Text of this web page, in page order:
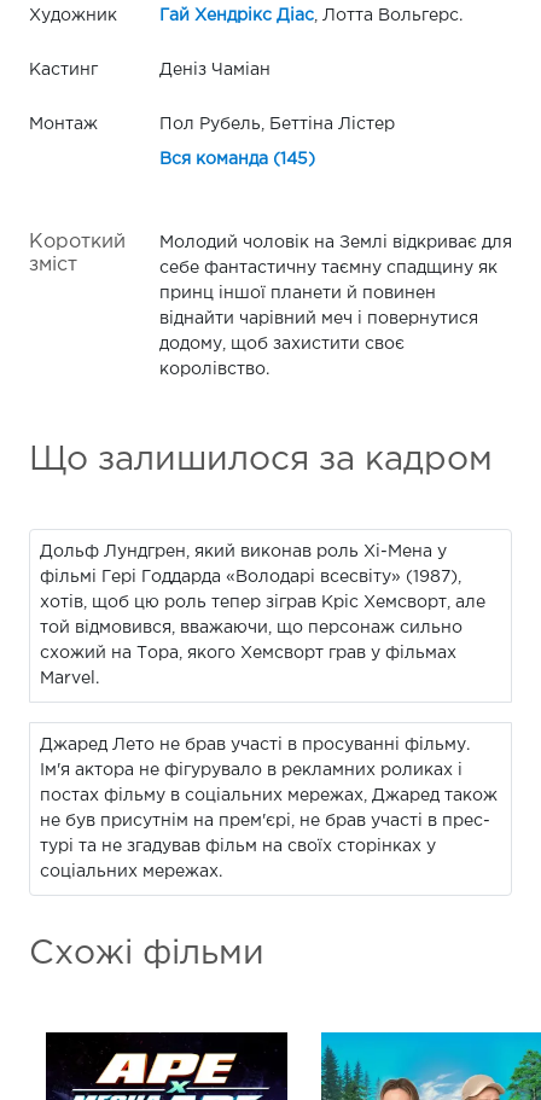
Художник Гай Хендрікс Діас, Лотта Вольгерс.
Кастинг Деніз Чаміан
Монтаж Пол Рубель, Беттіна Лістер
Вся команда (145)
Короткий
зміст
Молодий чоловік на Землі відкриває для
себе фантастичну таємну спадщину як
принц іншої планети й повинен
віднайти чарівний меч і повернутися
додому, щоб захистити своє
королівство.
Що залишилося за кадром
Дольф Лундгрен, який виконав роль Хі-Мена у
фільмі Гері Годдарда «Володарі всесвіту» (1987),
хотів, щоб цю роль тепер зіграв Кріс Хемсворт, але
той відмовився, вважаючи, що персонаж сильно
схожий на Тора, якого Хемсворт грав у фільмах
Marvel.
Джаред Лето не брав участі в просуванні фільму.
Ім'я актора не фігурувало в рекламних роликах і
постах фільму в соціальних мережах, Джаред також
не був присутнім на прем'єрі, не брав участі в прес-
турі та не згадував фільм на своїх сторінках у
соціальних мережах.
Схожі фільми